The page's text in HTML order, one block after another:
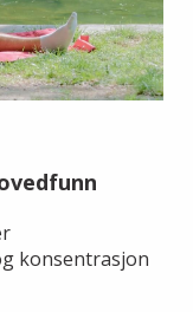
konsentrasjon